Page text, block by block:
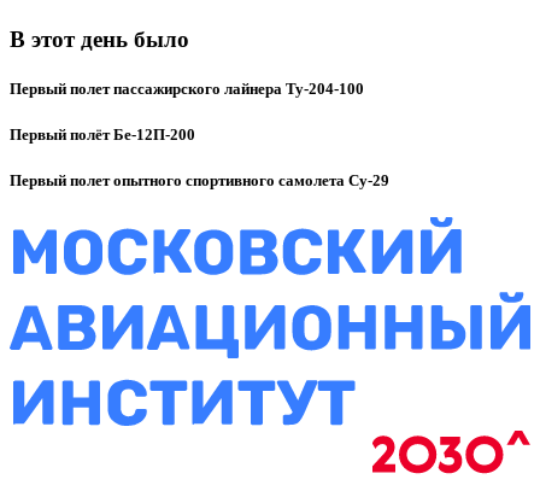
В этот день было
Первый полет пассажирского лайнера Ту-204-100
Первый полёт Бе-12П-200
Первый полет опытного спортивного самолета Су-29